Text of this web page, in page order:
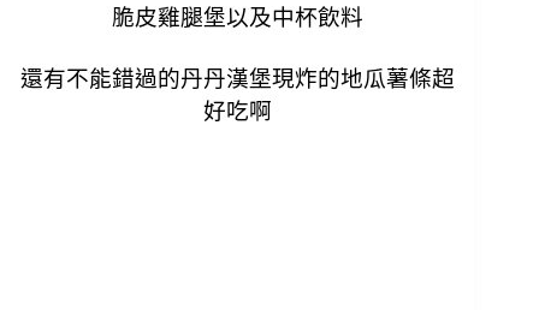
脆皮雞腿堡以及中杯飲料
還有不能錯過的丹丹漢堡現炸的地瓜薯條超
好吃啊